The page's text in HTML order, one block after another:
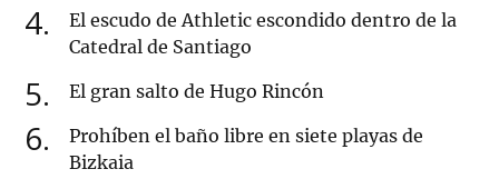
4
El escudo de Athletic escondido dentro de la
Catedral de Santiago
5 El gran salto de Hugo Rincón
6
Prohíben el baño libre en siete playas de
Bizkaia